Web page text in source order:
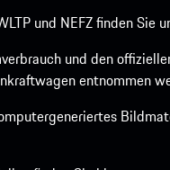
und NEFZ finden Sie
und den
entnommen